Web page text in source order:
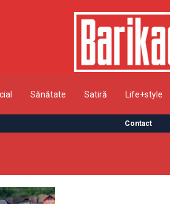
Sănătate Satiră Life+style
Contact